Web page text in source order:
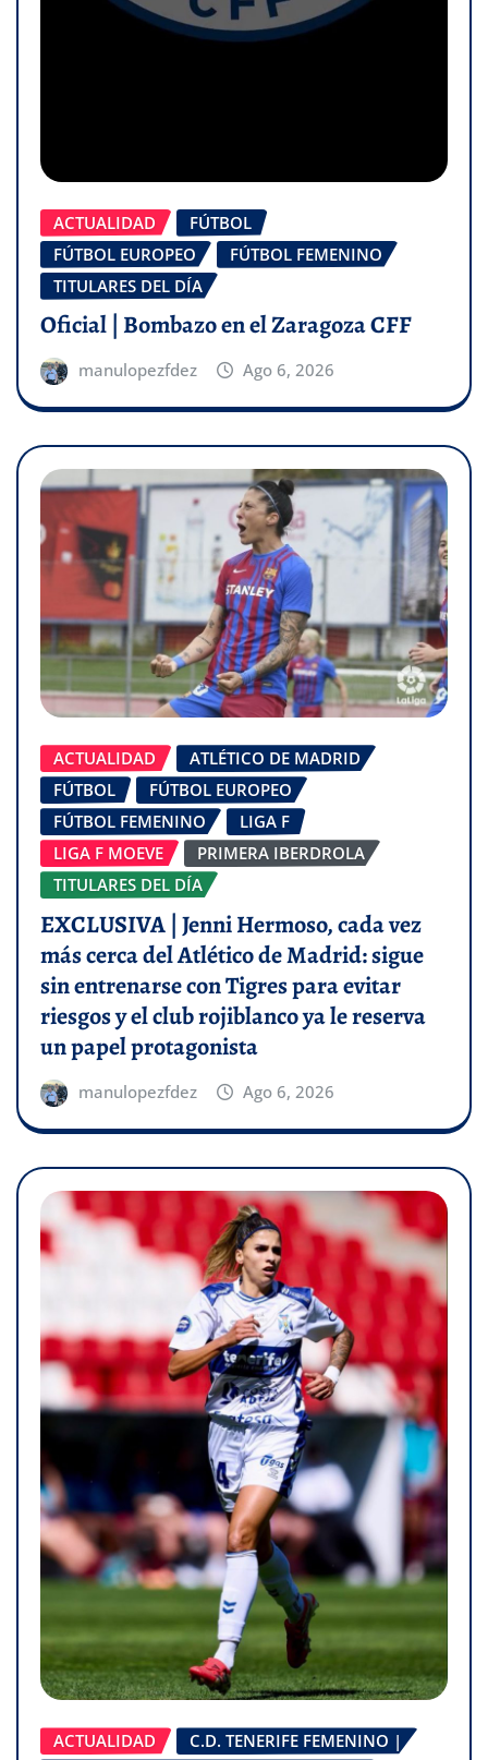
ACTUALIDAD
FÚTBOL
FÚTBOL EUROPEO
FÚTBOL FEMENINO
TITULARES DEL DÍA
Oficial | Bombazo en el Zaragoza CFF
manulopezfdez Ago 6, 2026
ACTUALIDAD
ATLÉTICO DE MADRID
FÚTBOL
FÚTBOL EUROPEO
FÚTBOL FEMENINO
LIGA F
LIGA F MOEVE
PRIMERA IBERDROLA
TITULARES DEL DÍA
EXCLUSIVA | Jenni Hermoso, cada vez
más cerca del Atlético de Madrid: sigue
sin entrenarse con Tigres para evitar
riesgos y el club rojiblanco ya le reserva
un papel protagonista
manulopezfdez Ago 6, 2026
ACTUALIDAD C.D. TENERIFE FEMENINO |